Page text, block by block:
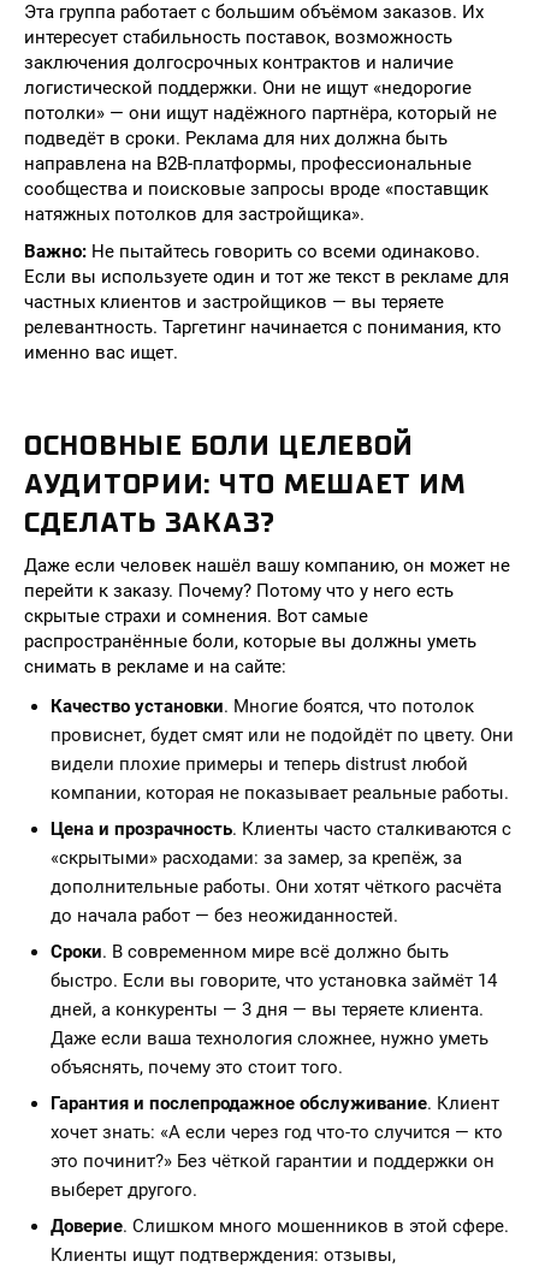
Эта группа работает с большим объёмом заказов. Их
интересует стабильность поставок, возможность
заключения долгосрочных контрактов и наличие
логистической поддержки. Они не ищут «недорогие
потолки» — они ищут надёжного партнёра, который не
подведёт в сроки. Реклама для них должна быть
направлена на B2B-платформы, профессиональные
сообщества и поисковые запросы вроде «поставщик
натяжных потолков для застройщика».
Важно: Не пытайтесь говорить со всеми одинаково.
Если вы используете один и тот же текст в рекламе для
частных клиентов и застройщиков — вы теряете
релевантность. Таргетинг начинается с понимания, кто
именно вас ищет.
ОСНОВНЫЕ БОЛИ ЦЕЛЕВОЙ
АУДИТОРИИ: ЧТО МЕШАЕТ ИМ
СДЕЛАТЬ ЗАКАЗ?
Даже если человек нашёл вашу компанию, он может не
перейти к заказу. Почему? Потому что у него есть
скрытые страхи и сомнения. Вот самые
распространённые боли, которые вы должны уметь
снимать в рекламе и на сайте:
Качество установки. Многие боятся, что потолок
провиснет, будет смят или не подойдёт по цвету. Они
видели плохие примеры и теперь distrust любой
компании, которая не показывает реальные работы.
Цена и прозрачность. Клиенты часто сталкиваются с
«скрытыми» расходами: за замер, за крепёж, за
дополнительные работы. Они хотят чёткого расчёта
до начала работ — без неожиданностей.
Сроки. В современном мире всё должно быть
быстро. Если вы говорите, что установка займёт 14
дней, а конкуренты — 3 дня — вы теряете клиента.
Даже если ваша технология сложнее, нужно уметь
объяснять, почему это стоит того.
Гарантия и послепродажное обслуживание. Клиент
хочет знать: «А если через год что-то случится — кто
это починит?» Без чёткой гарантии и поддержки он
выберет другого.
Доверие. Слишком много мошенников в этой сфере.
Клиенты ищут подтверждения: отзывы,